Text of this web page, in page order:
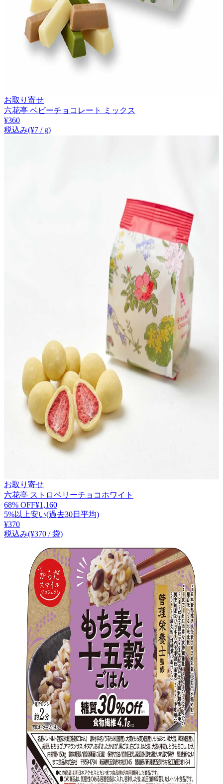
お取り寄せ
六花亭 ベビーチョコレート ミックス
¥360
税込み(¥7 / g)
お取り寄せ
六花亭 ストロベリーチョコホワイト
68% OFF¥1,160
5%以上安い(過去30日平均)
¥370
税込み(¥370 / 袋)